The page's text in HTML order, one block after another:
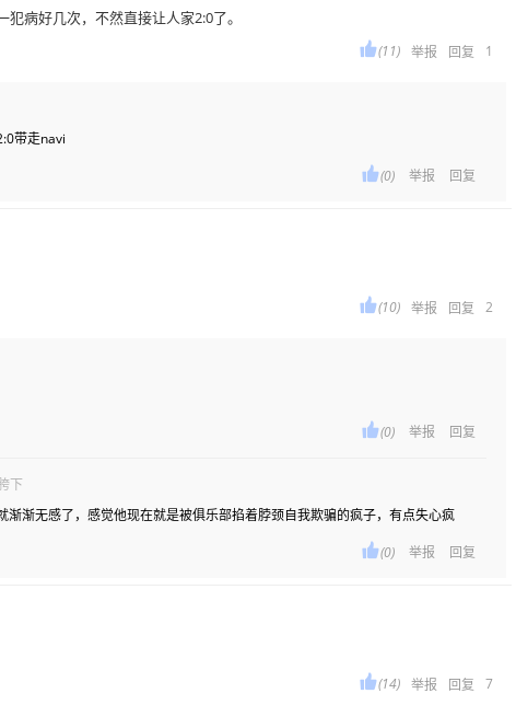
病好几次，不然直接让人家2:0了。
1
回复
举报
(11)
带走navi
(0) 举报 回复
2
回复
举报
(10)
(0) 举报 回复
下
渐渐无感了，感觉他现在就是被俱乐部掐着脖颈自我欺骗的疯子，有点失心疯
(0) 举报 回复
7
回复
举报
(14)